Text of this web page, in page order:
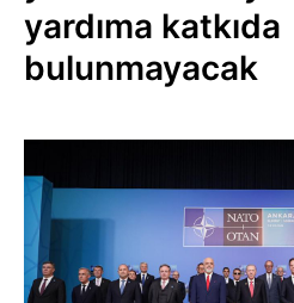
yardıma katkıda
bulunmayacak